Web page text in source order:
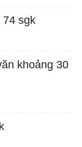
74 sgk
khoảng 30